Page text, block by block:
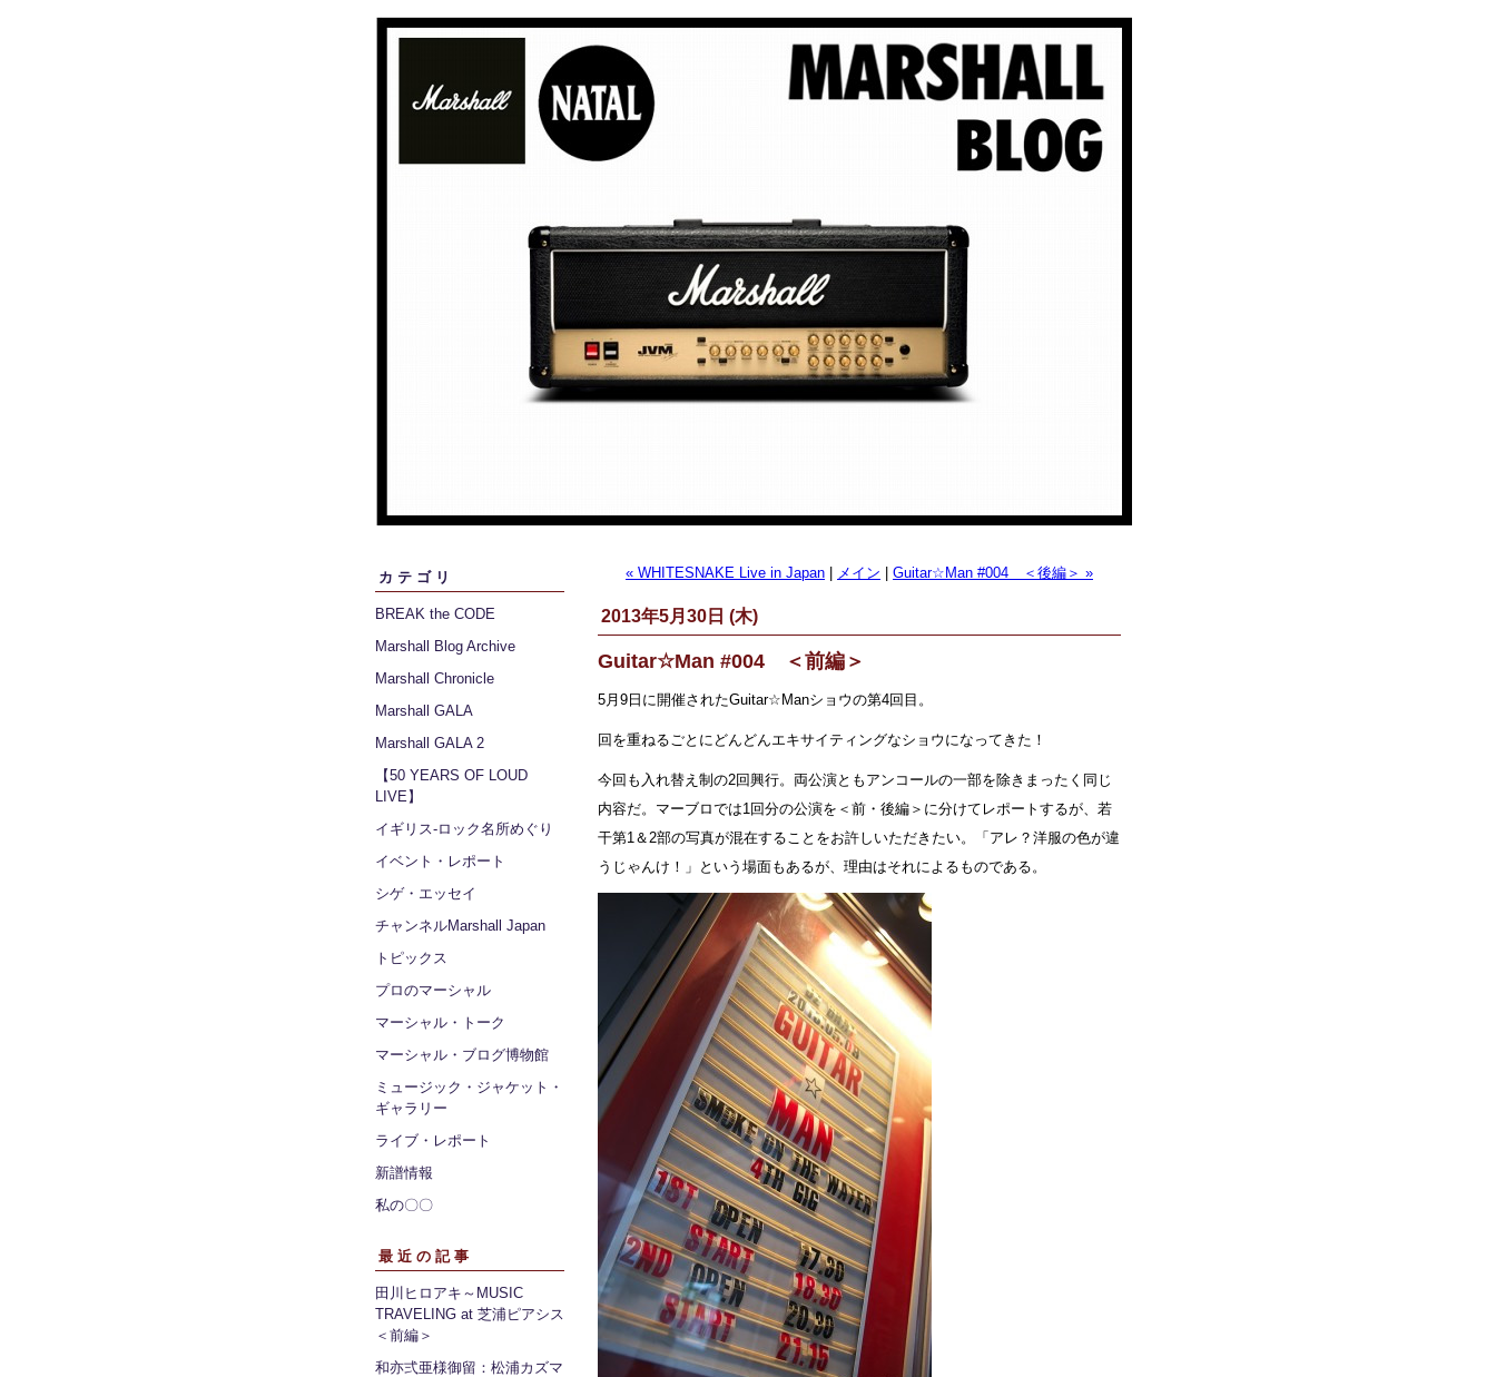
カテゴリ
BREAK the CODE
Marshall Blog Archive
Marshall Chronicle
Marshall GALA
Marshall GALA 2
【50 YEARS OF LOUD
LIVE】
イギリス‐ロック名所めぐり
イベント・レポート
シゲ・エッセイ
チャンネルMarshall Japan
トピックス
プロのマーシャル
マーシャル・トーク
マーシャル・ブログ博物館
ミュージック・ジャケット・
ギャラリー
ライブ・レポート
新譜情報
私の〇〇
最近の記事
田川ヒロアキ～MUSIC
TRAVELING at 芝浦ピアシス
＜前編＞
和亦弍亜様御留：松浦カズマ
« WHITESNAKE Live in Japan メイン Guitar☆Man #004 ＜後編＞ »
2013年5月30日 (木)
Guitar☆Man #004 ＜前編＞
5月9日に開催されたGuitar☆Manショウの第4回目。
回を重ねるごとにどんどんエキサイティングなショウになってきた！
今回も入れ替え制の2回興行。両公演ともアンコールの一部を除きまったく同じ
内容だ。マーブロでは1回分の公演を＜前・後編＞に分けてレポートするが、若
干第1＆2部の写真が混在することをお許しいただきたい。「アレ？洋服の色が違
うじゃんけ！」という場面もあるが、理由はそれによるものである。